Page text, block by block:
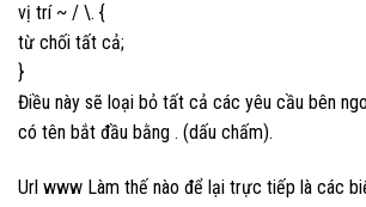
vị trí ~ / \. {
từ chối tất cả;
}
Điều này sẽ loại bỏ tất cả các yêu cầu bên
có tên bắt đầu bằng . (dấu chấm).
Url www Làm thế nào để lại trực tiếp là các